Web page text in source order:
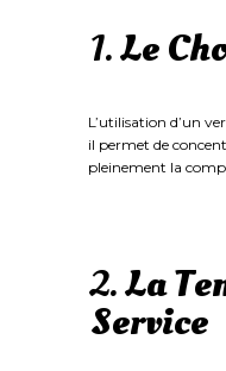
1.Le
L’utilisation d’un
il permet de
pleinement la
2.La
Service